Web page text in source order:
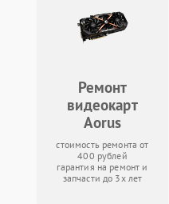
Ремонт
видеокарт
Aorus
стоимость ремонта от
400 рублей
гарантия на ремонт и
запчасти до 3х лет